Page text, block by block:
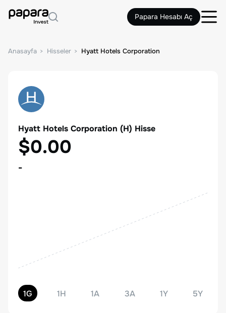
Papara Hesabı Aç
Anasayfa Hisseler Hyatt Hotels Corporation
Hyatt Hotels Corporation (H) Hisse
$0.00
-
1G 1H 1A 3A 1Y 5Y